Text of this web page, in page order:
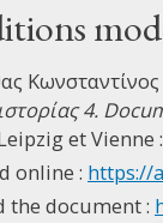
4.
et Vienne
online : https://
the document :